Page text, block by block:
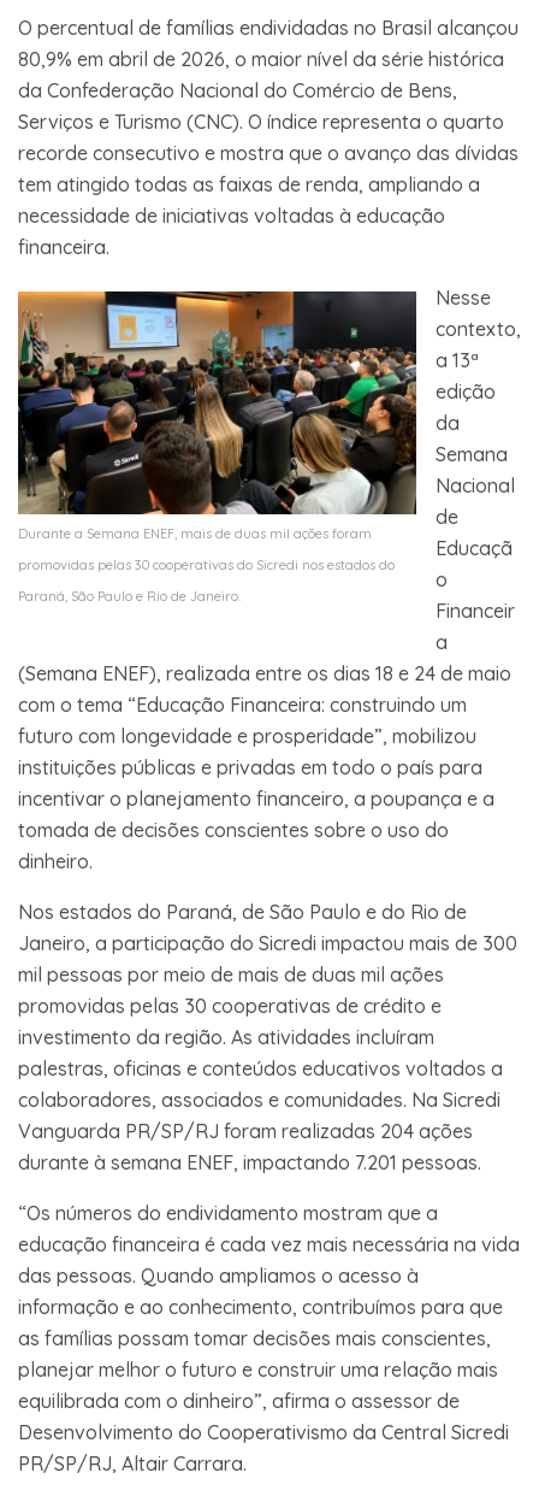
O percentual de famílias endividadas no Brasil alcançou
80,9% em abril de 2026, o maior nível da série histórica
da Confederação Nacional do Comércio de Bens,
Serviços e Turismo (CNC). O índice representa o quarto
recorde consecutivo e mostra que o avanço das dívidas
tem atingido todas as faixas de renda, ampliando a
necessidade de iniciativas voltadas à educação
financeira.
Durante a Semana ENEF, mais de duas mil ações foram
promovidas pelas 30 cooperativas do Sicredi nos estados do
Paraná, São Paulo e Rio de Janeiro.
Nesse
contexto,
a 13ª
edição
da
Semana
Nacional
de
Educaçã
o
Financeir
a
(Semana ENEF), realizada entre os dias 18 e 24 de maio
com o tema “Educação Financeira: construindo um
futuro com longevidade e prosperidade”, mobilizou
instituições públicas e privadas em todo o país para
incentivar o planejamento financeiro, a poupança e a
tomada de decisões conscientes sobre o uso do
dinheiro.
Nos estados do Paraná, de São Paulo e do Rio de
Janeiro, a participação do Sicredi impactou mais de 300
mil pessoas por meio de mais de duas mil ações
promovidas pelas 30 cooperativas de crédito e
investimento da região. As atividades incluíram
palestras, oficinas e conteúdos educativos voltados a
colaboradores, associados e comunidades. Na Sicredi
Vanguarda PR/SP/RJ foram realizadas 204 ações
durante à semana ENEF, impactando 7.201 pessoas.
“Os números do endividamento mostram que a
educação financeira é cada vez mais necessária na vida
das pessoas. Quando ampliamos o acesso à
informação e ao conhecimento, contribuímos para que
as famílias possam tomar decisões mais conscientes,
planejar melhor o futuro e construir uma relação mais
equilibrada com o dinheiro”, afirma o assessor de
Desenvolvimento do Cooperativismo da Central Sicredi
PR/SP/RJ, Altair Carrara.